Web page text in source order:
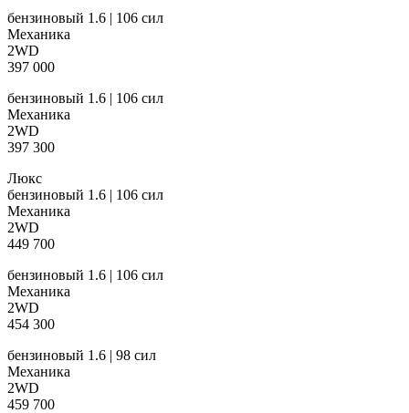
бензиновый 1.6 | 106 сил
Механика
2WD
397 000
бензиновый 1.6 | 106 сил
Механика
2WD
397 300
Люкс
бензиновый 1.6 | 106 сил
Механика
2WD
449 700
бензиновый 1.6 | 106 сил
Механика
2WD
454 300
бензиновый 1.6 | 98 сил
Механика
2WD
459 700